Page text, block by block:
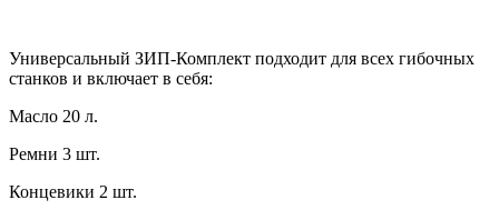
Универсальный ЗИП-Комплект подходит для всех гибочных
станков и включает в себя:
Масло 20 л.
Ремни 3 шт.
Концевики 2 шт.